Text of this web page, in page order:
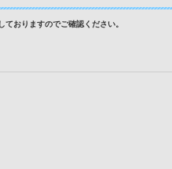
おりますのでご確認ください。